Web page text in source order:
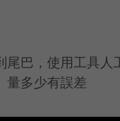
尾巴，使用工具人
量多少有誤差